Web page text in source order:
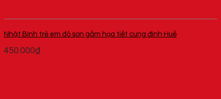
Nhật Bình trẻ em đỏ son gấm họa tiết cung đình Huế
450.000₫